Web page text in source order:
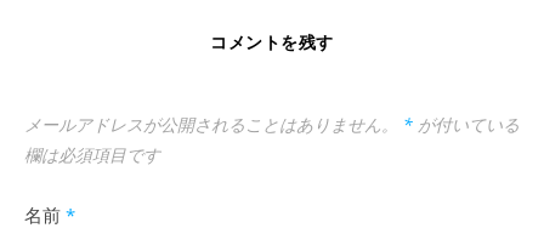
コメントを残す
メールアドレスが公開されることはありません。 * が付いている
欄は必須項目です
名前 *